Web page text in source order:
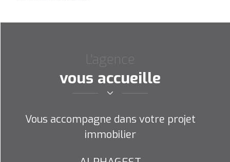
L'agence
vous accueille
Vous accompagne dans votre projet
immobilier